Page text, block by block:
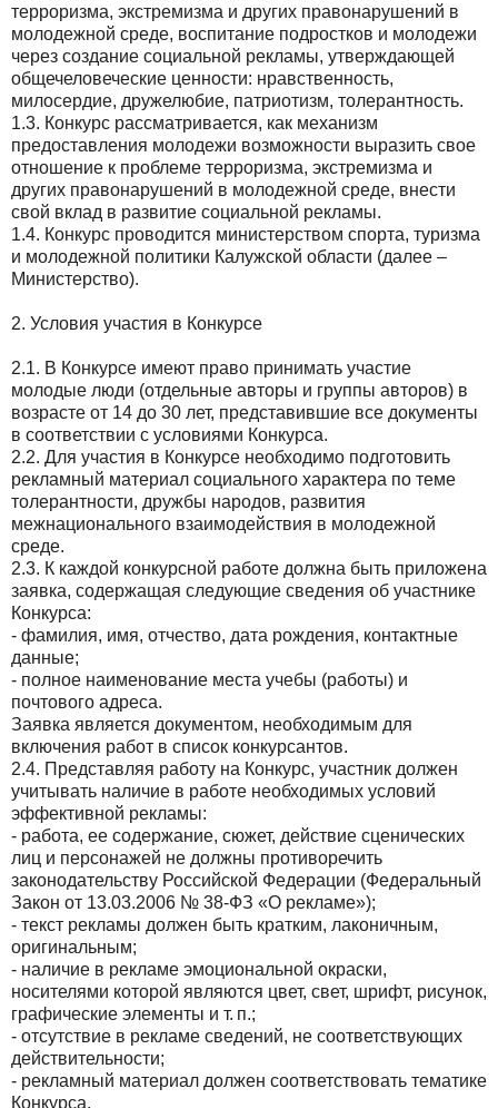
терроризма, экстремизма и других правонарушений в
молодежной среде, воспитание подростков и молодежи
через создание социальной рекламы, утверждающей
общечеловеческие ценности: нравственность,
милосердие, дружелюбие, патриотизм, толерантность.
1.3. Конкурс рассматривается, как механизм
предоставления молодежи возможности выразить свое
отношение к проблеме терроризма, экстремизма и
других правонарушений в молодежной среде, внести
свой вклад в развитие социальной рекламы.
1.4. Конкурс проводится министерством спорта, туризма
и молодежной политики Калужской области (далее –
Министерство).
2. Условия участия в Конкурсе
2.1. В Конкурсе имеют право принимать участие
молодые люди (отдельные авторы и группы авторов) в
возрасте от 14 до 30 лет, представившие все документы
в соответствии с условиями Конкурса.
2.2. Для участия в Конкурсе необходимо подготовить
рекламный материал социального характера по теме
толерантности, дружбы народов, развития
межнационального взаимодействия в молодежной
среде.
2.3. К каждой конкурсной работе должна быть приложена
заявка, содержащая следующие сведения об участнике
Конкурса:
- фамилия, имя, отчество, дата рождения, контактные
данные;
- полное наименование места учебы (работы) и
почтового адреса.
Заявка является документом, необходимым для
включения работ в список конкурсантов.
2.4. Представляя работу на Конкурс, участник должен
учитывать наличие в работе необходимых условий
эффективной рекламы:
- работа, ее содержание, сюжет, действие сценических
лиц и персонажей не должны противоречить
законодательству Российской Федерации (Федеральный
Закон от 13.03.2006 № 38-ФЗ «О рекламе»);
- текст рекламы должен быть кратким, лаконичным,
оригинальным;
- наличие в рекламе эмоциональной окраски,
носителями которой являются цвет, свет, шрифт, рисунок,
графические элементы и т. п.;
- отсутствие в рекламе сведений, не соответствующих
действительности;
- рекламный материал должен соответствовать тематике
Конкурса.